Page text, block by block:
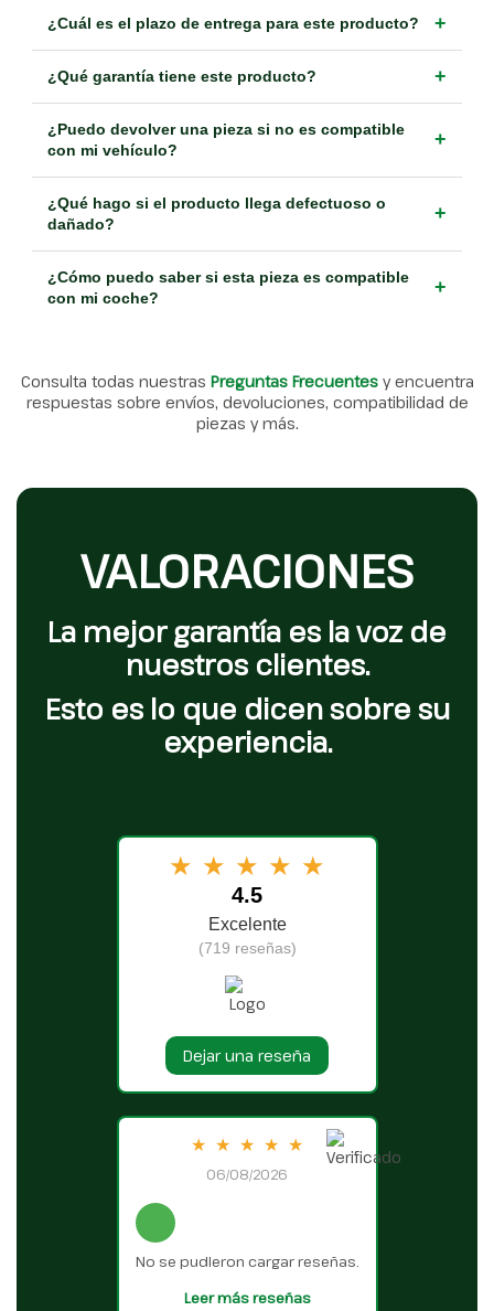
¿Cuál es el plazo de entrega para este producto? +
¿Qué garantía tiene este producto? +
¿Puedo devolver una pieza si no es compatible
con mi vehículo?
+
¿Qué hago si el producto llega defectuoso o
dañado?
+
¿Cómo puedo saber si esta pieza es compatible
con mi coche?
+
Consulta todas nuestras Preguntas Frecuentes y encuentra
respuestas sobre envíos, devoluciones, compatibilidad de
piezas y más.
VALORACIONES
La mejor garantía es la voz de
nuestros clientes.
Esto es lo que dicen sobre su
experiencia.
★ ★ ★ ★ ★
4.5
Excelente
(719 reseñas)
Dejar una reseña
★ ★ ★ ★ ★
06/08/2026
No se pudieron cargar reseñas.
Leer más reseñas